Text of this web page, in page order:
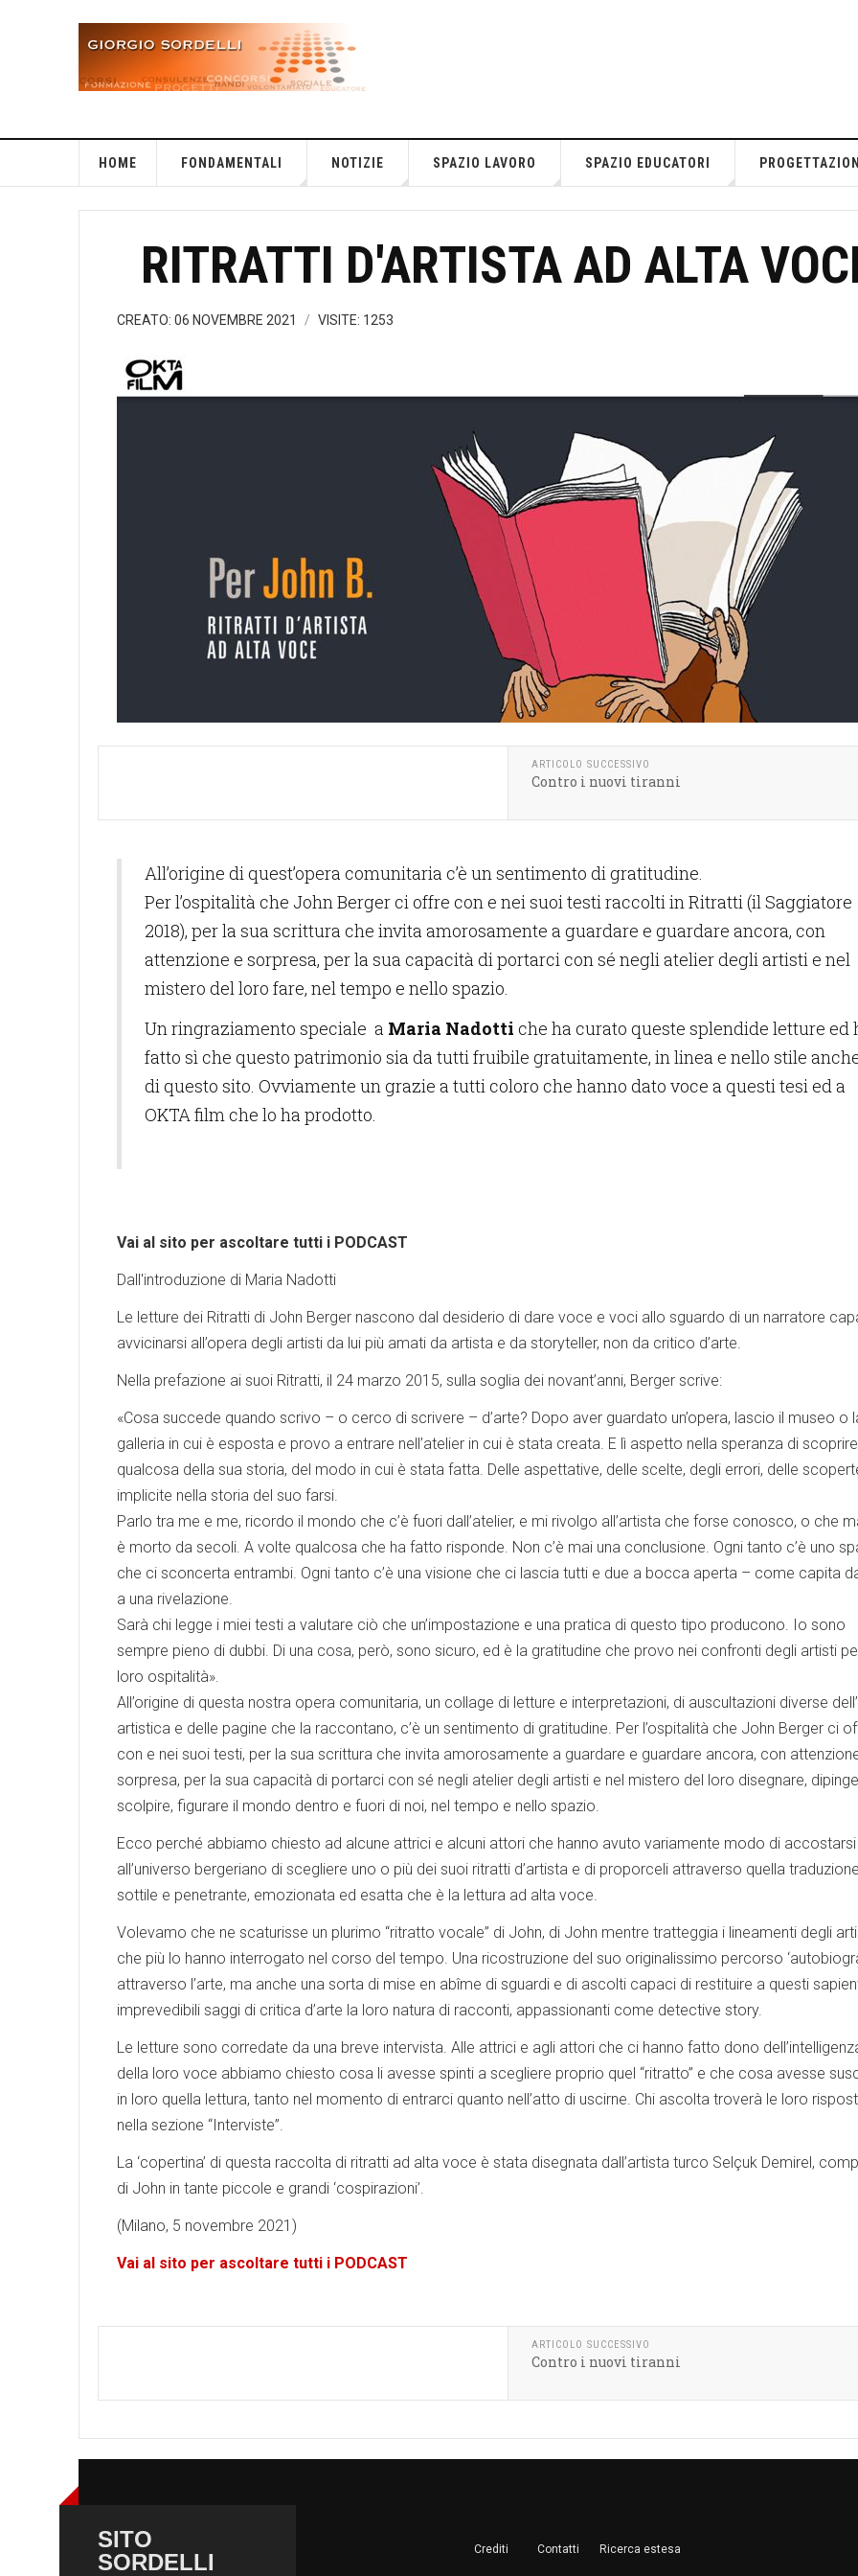
HOME FONDAMENTALI NOTIZIE SPAZIO LAVORO SPAZIO EDUCATORI
RITRATTI D'ARTISTA AD ALTA
CREATO: 06 NOVEMBRE 2021 VISITE: 1253
ARTICOLO SUCCESSIVO
Contro i nuovi tiranni
All’origine di quest’opera comunitaria c’è un sentimento di gratitudine.
Per l’ospitalità che John Berger ci offre con e nei suoi testi raccolti in Ritratti (il Saggiatore
2018), per la sua scrittura che invita amorosamente a guardare e guardare ancora, con
attenzione e sorpresa, per la sua capacità di portarci con sé negli atelier degli artisti e nel
mistero del loro fare, nel tempo e nello spazio.
Un ringraziamento speciale a Maria Nadotti che ha curato queste splendide letture ed
fatto sì che questo patrimonio sia da tutti fruibile gratuitamente, in linea e nello stile
di questo sito. Ovviamente un grazie a tutti coloro che hanno dato voce a questi tesi ed a
OKTA film che lo ha prodotto.
Vai al sito per ascoltare tutti i PODCAST
Dall'introduzione di Maria Nadotti
Le letture dei Ritratti di John Berger nascono dal desiderio di dare voce e voci allo sguardo di un narratore
avvicinarsi all’opera degli artisti da lui più amati da artista e da storyteller, non da critico d’arte.
Nella prefazione ai suoi Ritratti, il 24 marzo 2015, sulla soglia dei novant’anni, Berger scrive:
«Cosa succede quando scrivo – o cerco di scrivere – d’arte? Dopo aver guardato un’opera, lascio il museo o
galleria in cui è esposta e provo a entrare nell’atelier in cui è stata creata. E lì aspetto nella speranza di scoprire
qualcosa della sua storia, del modo in cui è stata fatta. Delle aspettative, delle scelte, degli errori, delle
implicite nella storia del suo farsi.
Parlo tra me e me, ricordo il mondo che c’è fuori dall’atelier, e mi rivolgo all’artista che forse conosco, o che
è morto da secoli. A volte qualcosa che ha fatto risponde. Non c’è mai una conclusione. Ogni tanto c’è uno
che ci sconcerta entrambi. Ogni tanto c’è una visione che ci lascia tutti e due a bocca aperta – come capita
a una rivelazione.
Sarà chi legge i miei testi a valutare ciò che un’impostazione e una pratica di questo tipo producono. Io sono
sempre pieno di dubbi. Di una cosa, però, sono sicuro, ed è la gratitudine che provo nei confronti degli artisti
loro ospitalità».
All’origine di questa nostra opera comunitaria, un collage di letture e interpretazioni, di auscultazioni diverse
artistica e delle pagine che la raccontano, c’è un sentimento di gratitudine. Per l’ospitalità che John Berger ci
con e nei suoi testi, per la sua scrittura che invita amorosamente a guardare e guardare ancora, con
sorpresa, per la sua capacità di portarci con sé negli atelier degli artisti e nel mistero del loro disegnare,
scolpire, figurare il mondo dentro e fuori di noi, nel tempo e nello spazio.
Ecco perché abbiamo chiesto ad alcune attrici e alcuni attori che hanno avuto variamente modo di accostarsi
all’universo bergeriano di scegliere uno o più dei suoi ritratti d’artista e di proporceli attraverso quella
sottile e penetrante, emozionata ed esatta che è la lettura ad alta voce.
Volevamo che ne scaturisse un plurimo “ritratto vocale” di John, di John mentre tratteggia i lineamenti degli
che più lo hanno interrogato nel corso del tempo. Una ricostruzione del suo originalissimo percorso
attraverso l’arte, ma anche una sorta di mise en abîme di sguardi e di ascolti capaci di restituire a questi
imprevedibili saggi di critica d’arte la loro natura di racconti, appassionanti come detective story.
Le letture sono corredate da una breve intervista. Alle attrici e agli attori che ci hanno fatto dono
della loro voce abbiamo chiesto cosa li avesse spinti a scegliere proprio quel “ritratto” e che cosa avesse
in loro quella lettura, tanto nel momento di entrarci quanto nell’atto di uscirne. Chi ascolta troverà le loro
nella sezione “Interviste”.
La ‘copertina’ di questa raccolta di ritratti ad alta voce è stata disegnata dall’artista turco Selçuk Demirel,
di John in tante piccole e grandi ‘cospirazioni’.
(Milano, 5 novembre 2021)
Vai al sito per ascoltare tutti i PODCAST
ARTICOLO SUCCESSIVO
Contro i nuovi tiranni
SITO
SORDELLI
Crediti Contatti Ricerca estesa